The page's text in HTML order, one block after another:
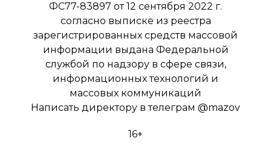
ФС77-83897 от 12 сентября 2022 г.
согласно выписке из реестра
зарегистрированных средств массовой
информации выдана Федеральной
службой по надзору в сфере связи,
информационных технологий и
массовых коммуникаций
Написать директору в телеграм @mazov
16+